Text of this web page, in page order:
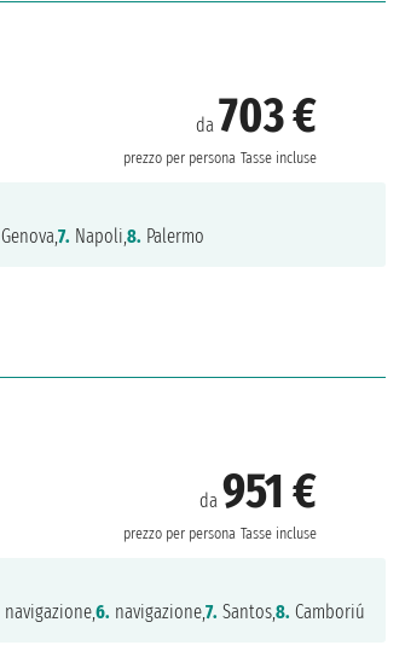
da 703 €
prezzo per persona Tasse incluse
Genova,7. Napoli,8. Palermo
da 951 €
prezzo per persona Tasse incluse
navigazione,6. navigazione,7. Santos,8. Camboriú